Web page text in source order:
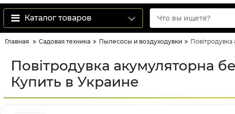
Каталог товаров
Главная Садовая техника Пылесосы и воздуходувки Повітродувка
Повітродувка акумуляторна
Купить в Украине